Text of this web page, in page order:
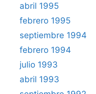
abril 1995
febrero 1995
septiembre 1994
febrero 1994
julio 1993
abril 1993